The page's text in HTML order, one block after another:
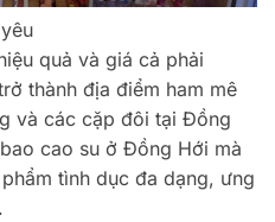
quả và giá cả phải
thành địa điểm ham mê
và các cặp đôi tại Đồng
cao su ở Đồng Hới mà
tình dục đa dạng, ưng